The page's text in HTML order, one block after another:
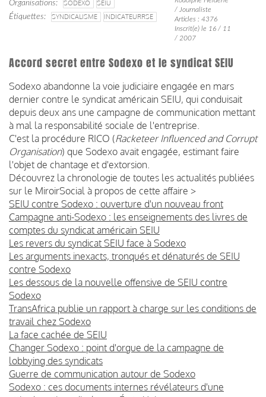
Organisations SODEXO
SEIU
Étiquettes
SYNDICALISME INDICATEURRSE
/ Journaliste
Articles : 4376
Inscrit(e) le 16 / 11
/ 2007
Accord secret entre Sodexo et le syndicat SEIU
Sodexo abandonne la voie judiciaire engagée en mars
dernier contre le syndicat américain SEIU, qui conduisait
depuis deux ans une campagne de communication mettant
à mal la responsabilité sociale de l'entreprise.
C'est la procédure RICO (Racketeer Influenced and Corrupt
Organisation) que Sodexo avait engagée, estimant faire
l'objet de chantage et d'extorsion.
Découvrez la chronologie de toutes les actualités publiées
sur le MiroirSocial à propos de cette affaire >
SEIU contre Sodexo : ouverture d'un nouveau front
Campagne anti-Sodexo : les enseignements des livres de
comptes du syndicat américain SEIU
Les revers du syndicat SEIU face à Sodexo
Les arguments inexacts, tronqués et dénaturés de SEIU
contre Sodexo
Les dessous de la nouvelle offensive de SEIU contre
Sodexo
TransAfrica publie un rapport à charge sur les conditions de
travail chez Sodexo
La face cachée de SEIU
Changer Sodexo : point d'orgue de la campagne de
lobbying des syndicats
Guerre de communication autour de Sodexo
Sodexo : ces documents internes révélateurs d'une